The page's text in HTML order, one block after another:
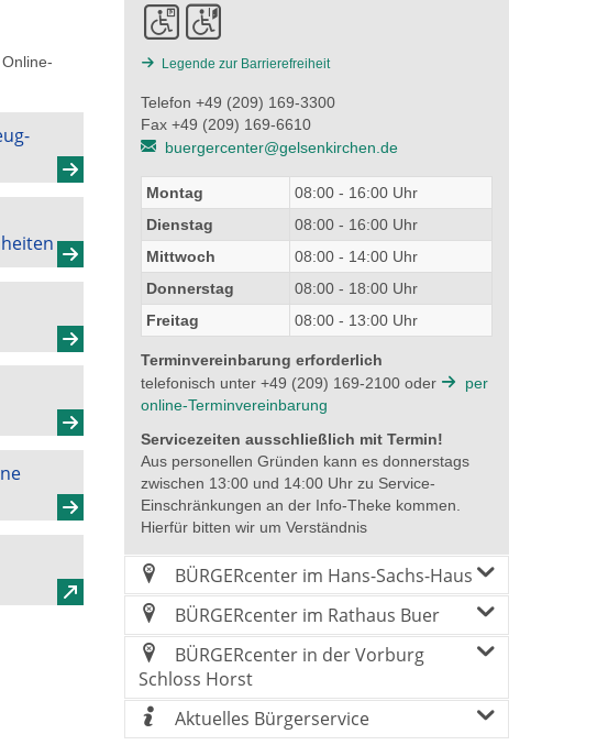
Legende zur Barrierefreiheit
Telefon +49 (209) 169-3300
Fax +49 (209) 169-6610
buergercenter@gelsenkirchen.de
Montag
08:00 - 16:00 Uhr
Dienstag
08:00 - 16:00 Uhr
Mittwoch
08:00 - 14:00 Uhr
Donnerstag
08:00 - 18:00 Uhr
Freitag
08:00 - 13:00 Uhr
Terminvereinbarung erforderlich
telefonisch unter +49 (209) 169-2100 oder
per
online-Terminvereinbarung
Servicezeiten ausschließlich mit Termin!
Aus personellen Gründen kann es donnerstags
zwischen 13:00 und 14:00 Uhr zu Service-
Einschränkungen an der Info-Theke kommen.
Hierfür bitten wir um Verständnis
BÜRGERcenter im Hans-Sachs-Haus
BÜRGERcenter im Rathaus Buer
BÜRGERcenter in der Vorburg
Schloss Horst
Aktuelles Bürgerservice